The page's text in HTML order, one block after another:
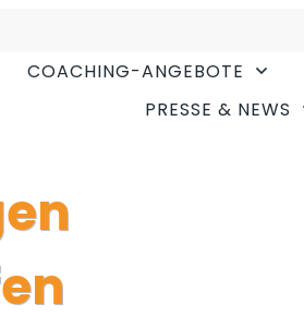
COACHING-ANGEBOTE
PRESSE & NEWS